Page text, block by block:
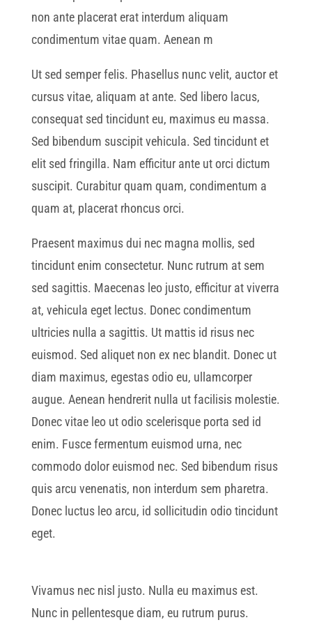
non ante placerat erat interdum aliquam
condimentum vitae quam. Aenean m
Ut sed semper felis. Phasellus nunc velit, auctor et
cursus vitae, aliquam at ante. Sed libero lacus,
consequat sed tincidunt eu, maximus eu massa.
Sed bibendum suscipit vehicula. Sed tincidunt et
elit sed fringilla. Nam efficitur ante ut orci dictum
suscipit. Curabitur quam quam, condimentum a
quam at, placerat rhoncus orci.
Praesent maximus dui nec magna mollis, sed
tincidunt enim consectetur. Nunc rutrum at sem
sed sagittis. Maecenas leo justo, efficitur at viverra
at, vehicula eget lectus. Donec condimentum
ultricies nulla a sagittis. Ut mattis id risus nec
euismod. Sed aliquet non ex nec blandit. Donec ut
diam maximus, egestas odio eu, ullamcorper
augue. Aenean hendrerit nulla ut facilisis molestie.
Donec vitae leo ut odio scelerisque porta sed id
enim. Fusce fermentum euismod urna, nec
commodo dolor euismod nec. Sed bibendum risus
quis arcu venenatis, non interdum sem pharetra.
Donec luctus leo arcu, id sollicitudin odio tincidunt
eget.
Vivamus nec nisl justo. Nulla eu maximus est.
Nunc in pellentesque diam, eu rutrum purus.